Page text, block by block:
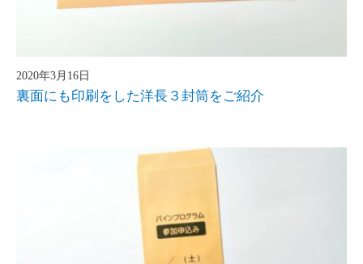
2020年3月16日
裏面にも印刷をした洋長３封筒をご紹介